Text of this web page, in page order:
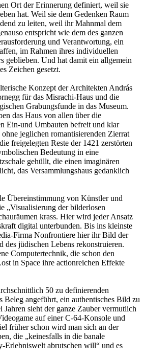
Ort der Erinnerung definiert, weil sie
hat. Weil sie dem Gedenken Raum
zu leiten, weil ihr Mahnmal dem
entspricht wie dem des ganzen
und Verantwortung, ein
im Rahmen ihres individuellen
geblieben. Und hat damit ein allgemein
Zeichen gesetzt.
Konzept der Architekten András
für das Misrachi-Haus und die
Grabungsfunde in das Museum.
das Haus von allen über die
Ein-und Umbauten befreit und klar
jeglichen romantisierenden Zierrat
freigelegten Reste der 1421 zerstörten
Bedeutung in eine
gehüllt, die einen imaginären
das Versammlungshaus gedanklich
Übereinstimmung von Künstler und
„Visualisierung der bilderlosen
krass. Hier wird jeder Ansatz
digital unterbunden. Bis ins kleinste
Firma Nonfrontiere hier ihr Bild der
des jüdischen Lebens rekonstruieren.
Computertechnik, die schon den
in Space ihre actionreichen Effekte
50 zu definierenden
Beleg angeführt, ein authentisches Bild zu
Jahren sieht der ganze Zauber vermutlich
auf einer C-64-Konsole und
früher schon wird man sich an der
die „keinesfalls in die banale
Erlebniswelt abrutschen will“ und es